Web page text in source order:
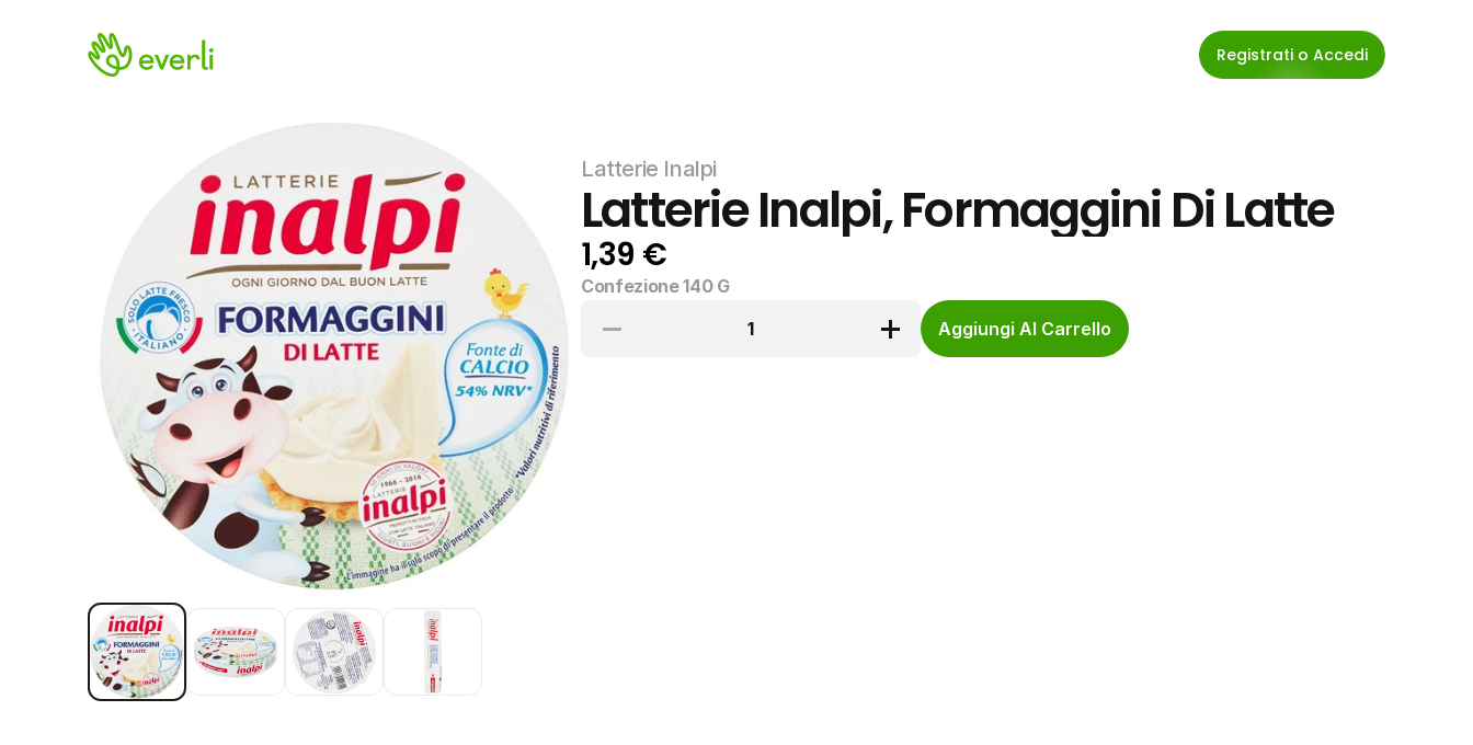
Registrati o Accedi
Latterie Inalpi
Latterie Inalpi, Formaggini Di Latte
1,39 €
Confezione 140 G
1
Aggiungi Al Carrello